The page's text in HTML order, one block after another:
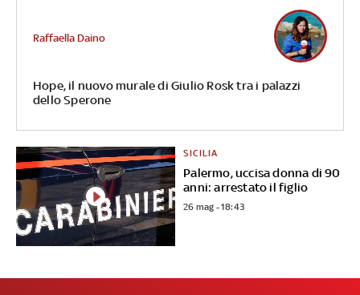
Hope, il nuovo murale di Giulio Rosk tra i palazzi
dello Sperone
Raffaella Daino
Palermo, uccisa donna di 90
anni: arrestato il figlio
SICILIA
26 mag - 18:43